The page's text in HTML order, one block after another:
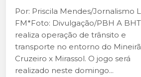
Por: Priscila Mendes/Jornalismo
FM*Foto: Divulgação/PBH A
realiza operação de trânsito e
transporte no entorno do
Cruzeiro x Mirassol. O jogo será
realizado neste domingo...